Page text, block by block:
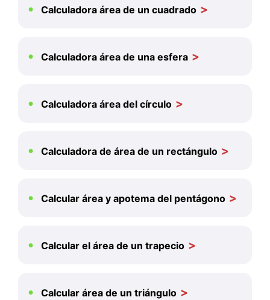
Calculadora área de un cuadrado
Calculadora área de una esfera
Calculadora área del círculo
Calculadora de área de un rectángulo
Calcular área y apotema del pentágono
Calcular el área de un trapecio
Calcular área de un triángulo